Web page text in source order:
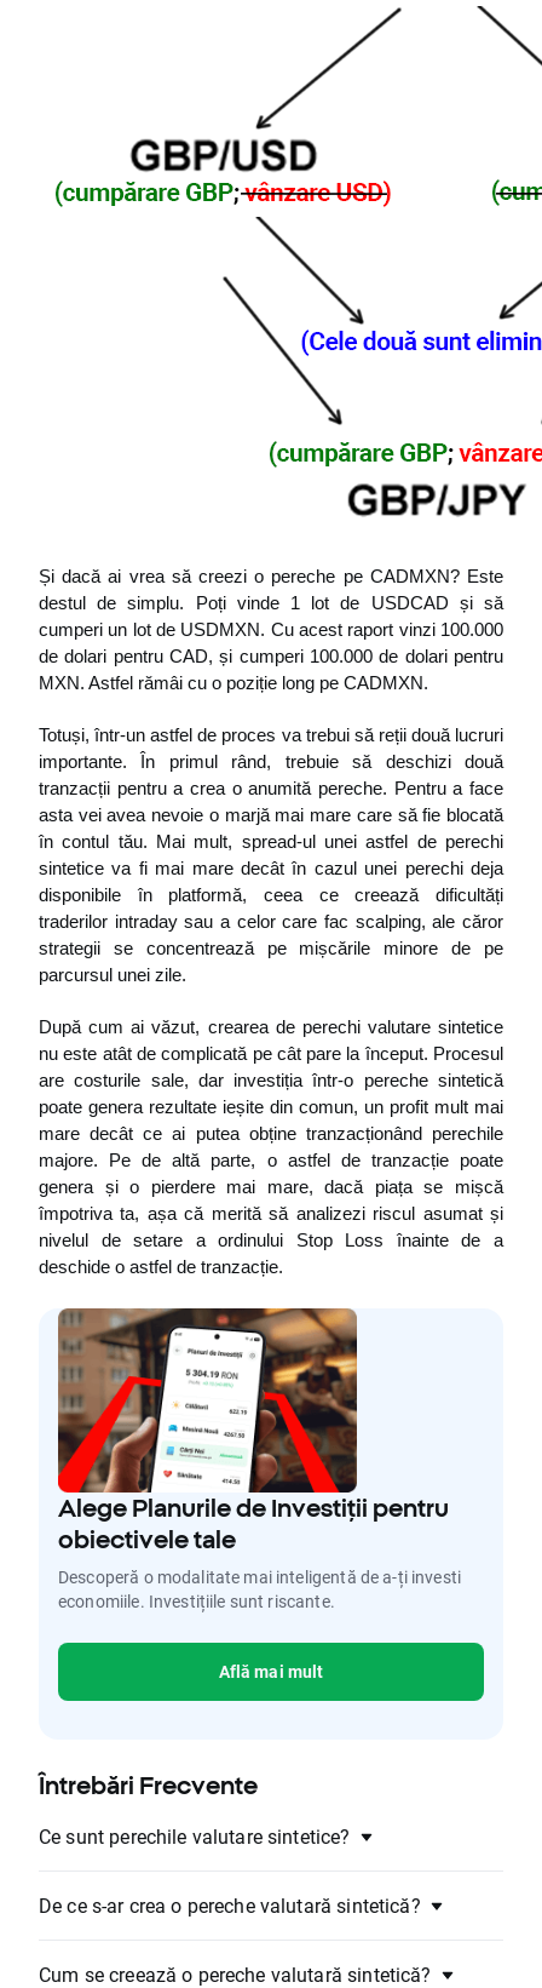
Și dacă ai vrea să creezi o pereche pe CADMXN? Este
destul de simplu. Poți vinde 1 lot de USDCAD și să
cumperi un lot de USDMXN. Cu acest raport vinzi 100.000
de dolari pentru CAD, și cumperi 100.000 de dolari pentru
MXN. Astfel rămâi cu o poziție long pe CADMXN.
Totuși, într-un astfel de proces va trebui să reții două lucruri
importante. În primul rând, trebuie să deschizi două
tranzacții pentru a crea o anumită pereche. Pentru a face
asta vei avea nevoie o marjă mai mare care să fie blocată
în contul tău. Mai mult, spread-ul unei astfel de perechi
sintetice va fi mai mare decât în cazul unei perechi deja
disponibile în platformă, ceea ce creează dificultăți
traderilor intraday sau a celor care fac scalping, ale căror
strategii se concentrează pe mișcările minore de pe
parcursul unei zile.
După cum ai văzut, crearea de perechi valutare sintetice
nu este atât de complicată pe cât pare la început. Procesul
are costurile sale, dar investiția într-o pereche sintetică
poate genera rezultate ieșite din comun, un profit mult mai
mare decât ce ai putea obține tranzacționând perechile
majore. Pe de altă parte, o astfel de tranzacție poate
genera și o pierdere mai mare, dacă piața se mișcă
împotriva ta, așa că merită să analizezi riscul asumat și
nivelul de setare a ordinului Stop Loss înainte de a
deschide o astfel de tranzacție.
Alege Planurile de Investiții pentru
obiectivele tale
Descoperă o modalitate mai inteligentă de a-ți investi
economiile. Investițiile sunt riscante.
Află mai mult
Întrebări Frecvente
Ce sunt perechile valutare sintetice?
De ce s-ar crea o pereche valutară sintetică?
Cum se creează o pereche valutară sintetică?